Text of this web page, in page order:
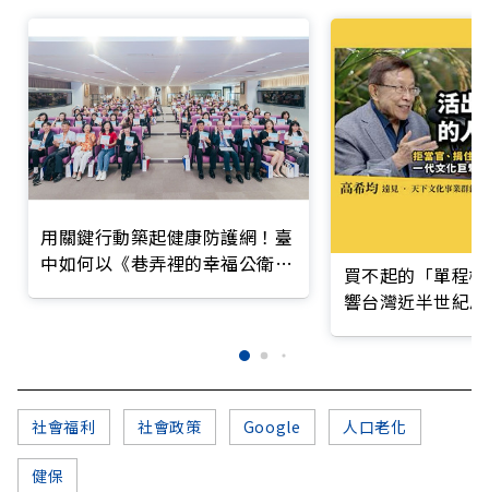
用關鍵行動築起健康防護網！臺
中如何以《巷弄裡的幸福公衛》
買不起的「單程
響台灣近半世紀
社會福利 社會政策 Google 人口老化
健保